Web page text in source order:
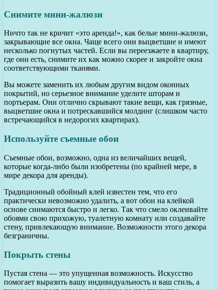
Снимите мини-жалюзи
Ничто так не кричит «это аренда!», как белые мини-жалюзи,
закрывающие все окна. Чаще всего они выцветшие и имеют
несколько погнутых частей. Если вы переезжаете в квартиру,
где они есть, снимите их как можно скорее и закройте окна
соответствующими тканями.
Вы можете заменить их любым другим видом оконных
покрытий, но серьезное внимание уделите шторам и
портьерам. Они отлично скрывают такие вещи, как грязные,
выцветшие окна и потрескавшийся молдинг (слишком часто
встречающийся в недорогих квартирах).
Используйте съемные обои
Съемные обои, возможно, одна из величайших вещей,
которые когда-либо были изобретены (по крайней мере, в
мире декора для аренды).
Традиционный обойный клей известен тем, что его
практически невозможно удалить, а вот обои на клейкой
основе снимаются быстро и легко. Так что смело оклеивайте
обоями свою прихожую, туалетную комнату или создавайте
стену, привлекающую внимание. Возможности этого декора
безграничны.
Покрыть стены
Пустая стена — это упущенная возможность. Искусство
помогает выразить вашу индивидуальность и ваш стиль, а